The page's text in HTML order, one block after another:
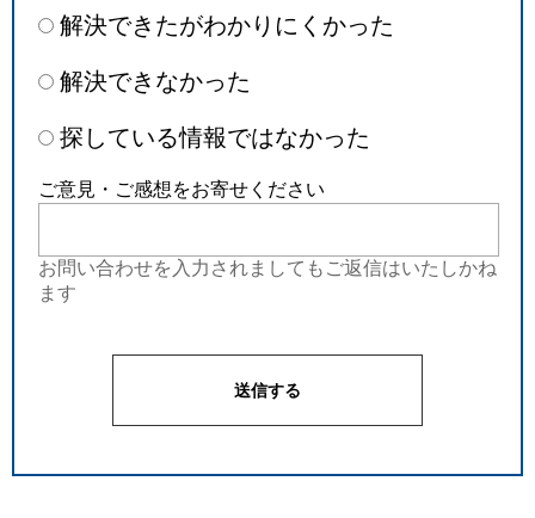
解決できたがわかりにくかった
解決できなかった
探している情報ではなかった
ご意見・ご感想をお寄せください
お問い合わせを入力されましてもご返信はいたしかね
ます